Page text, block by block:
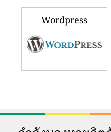
Wordpress